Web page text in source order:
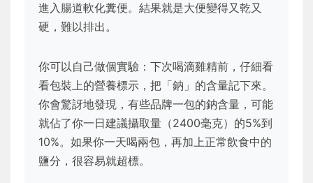
進入腸道軟化糞便。結果就是大便變得又乾又
硬，難以排出。
你可以自己做個實驗：下次喝滴雞精前，仔細看
看包裝上的營養標示，把「鈉」的含量記下來。
你會驚訝地發現，有些品牌一包的鈉含量，可能
就佔了你一日建議攝取量（2400毫克）的5%到
10%。如果你一天喝兩包，再加上正常飲食中的
鹽分，很容易就超標。